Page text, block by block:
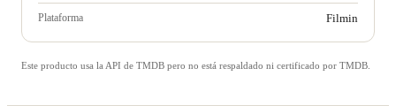
Plataforma Filmin
Este producto usa la API de TMDB pero no está respaldado ni certificado por TMDB.